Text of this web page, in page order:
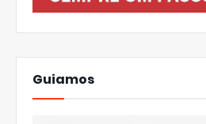
Guiamos